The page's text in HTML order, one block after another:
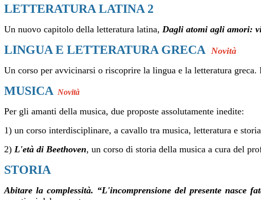
LETTERATURA LATINA 2
Un nuovo capitolo della letteratura latina, Dagli atomi agli amori:
LINGUA E LETTERATURA GRECA Novità
Un corso per avvicinarsi o riscoprire la lingua e la letteratura
MUSICA Novità
Per gli amanti della musica, due proposte assolutamente inedite:
1) un corso interdisciplinare, a cavallo tra musica, letteratura e
2) L'età di Beethoven, un corso di storia della musica a cura del
STORIA
Abitare la complessità. “L'incomprensione del presente nasce